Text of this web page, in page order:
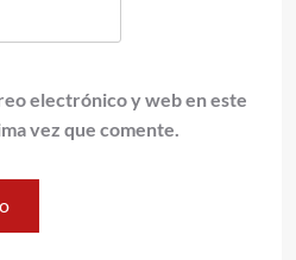
electrónico y web en este
vez que comente.